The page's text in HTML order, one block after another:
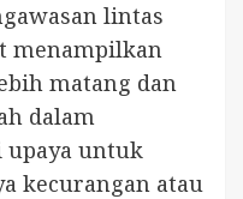
lintas
menampilkan
matang dan
dalam
upaya untuk
kecurangan atau